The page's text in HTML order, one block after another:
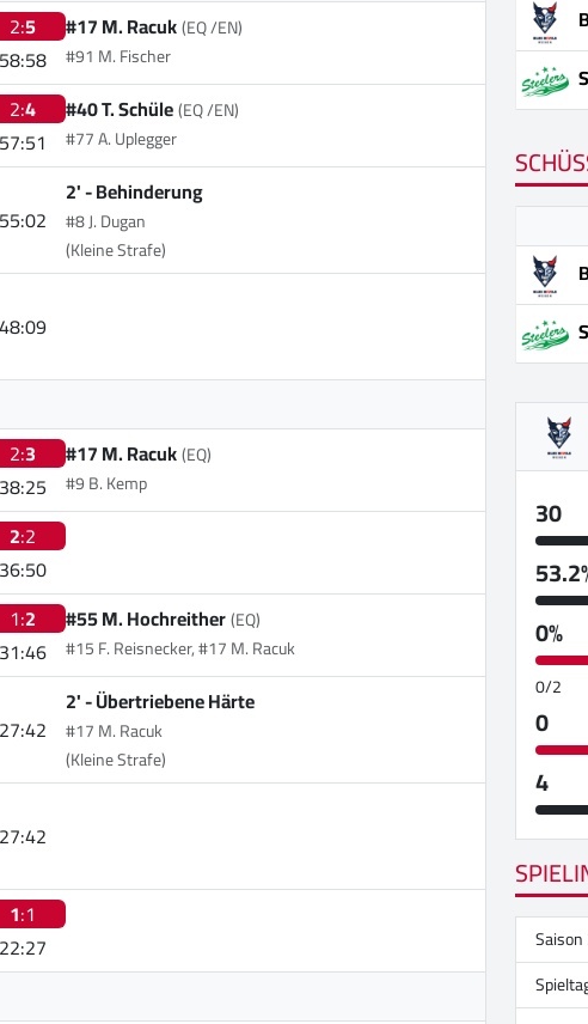
2:5
58:58
#17 M. Racuk(EQ /EN)
#91 M. Fischer
2:4
57:51
#40 T. Schüle(EQ /EN)
#77 A. Uplegger
55:02
2' -Behinderung
#8 J. Dugan
(Kleine Strafe)
48:09
2:3
38:25
#17 M. Racuk(EQ)
#9 B. Kemp
2:2
36:50
1:2
31:46
#55 M. Hochreither(EQ)
#15 F. Reisnecker, #17 M. Racuk
27:42
2' -Übertriebene Härte
#17 M. Racuk
(Kleine Strafe)
27:42
1:1
22:27
30
0%
0/2
0
4